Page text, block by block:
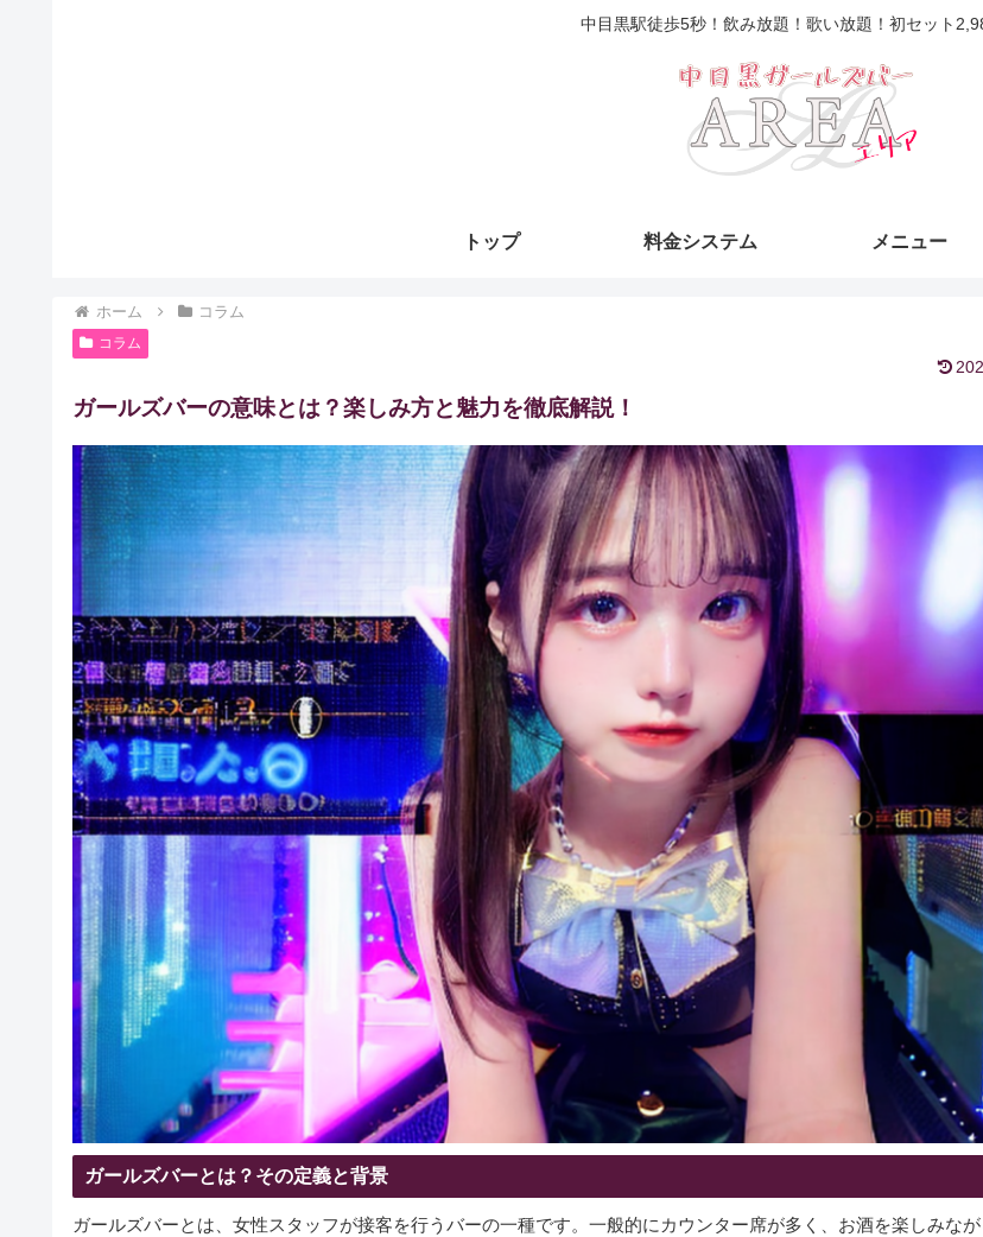
中目黒駅徒歩5秒！飲み放題！歌い放題！初セット
トップ 料金システム メニュー
ホーム コラム
コラム
ガールズバーの意味とは？楽しみ方と魅力を徹底解説！
ガールズバーとは？その定義と背景
ガールズバーとは、女性スタッフが接客を行うバーの一種です。一般的にカウンター席が多く、お酒を楽しみな
りりゃ
1 年 前
広島弁だったり
くて
サイコーでした！